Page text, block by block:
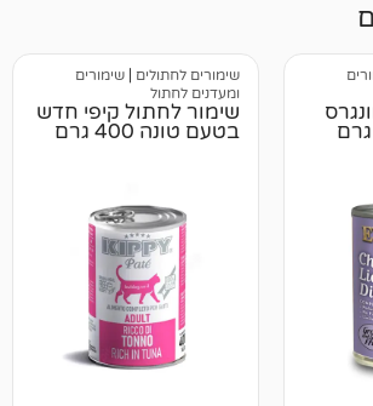
שימורים לחתולים
שימורים
שימור לחתול קיפי חדש
בטעם טונה 400 גרם